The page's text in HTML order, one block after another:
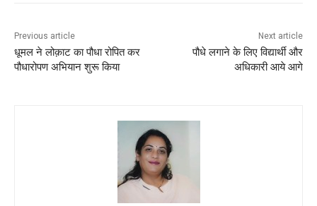
Previous article
धूमल ने लोक़ाट का पौधा रोपित कर
पौधारोपण अभियान शुरू किया
Next article
पौधे लगाने के लिए विद्यार्थी और
अधिकारी आये आगे